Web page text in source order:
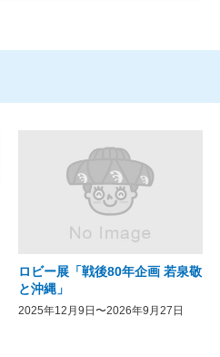
ロビー展「戦後80年企画 若泉敬
と沖縄」
2025年12月9日〜2026年9月27日